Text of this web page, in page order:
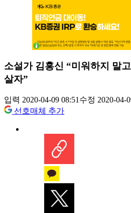
소설가 김홍신 “미워하지 말
살자”
입력 2020-04-09 08:51수정 2020-04-
선호매체 추가